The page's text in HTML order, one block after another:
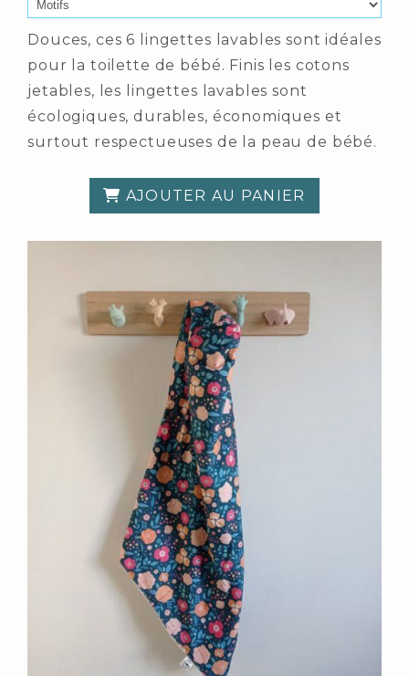
Douces, ces 6 lingettes lavables sont idéales
pour la toilette de bébé. Finis les cotons
jetables, les lingettes lavables sont
écologiques, durables, économiques et
surtout respectueuses de la peau de bébé.
AJOUTER AU PANIER